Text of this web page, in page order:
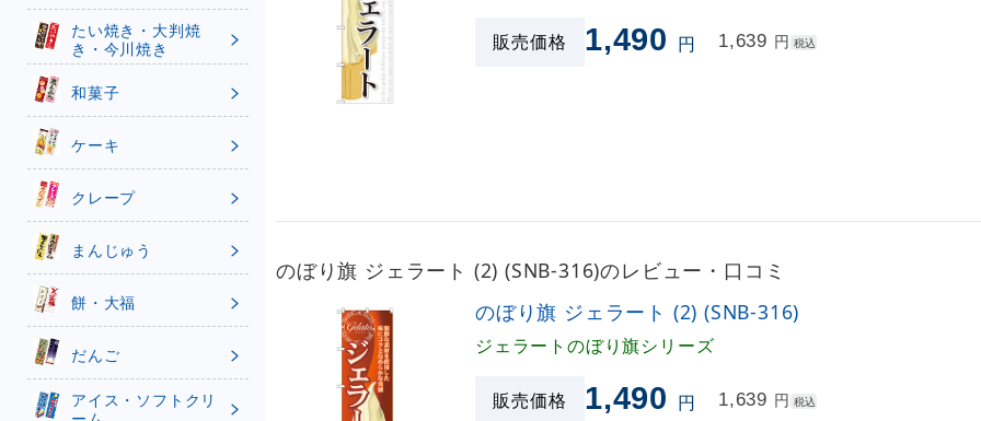
販売価格 1,490 円 1,639 円 税込
のぼり旗 ジェラート (2) (SNB-316)のレビュー・口コミ
のぼり旗 ジェラート (2) (SNB-316)
ジェラートのぼり旗シリーズ
販売価格 1,490 円 1,639 円 税込
たい焼き・大判焼
き・今川焼き
和菓子
ケーキ
クレープ
まんじゅう
餅・大福
だんご
アイス・ソフトクリ